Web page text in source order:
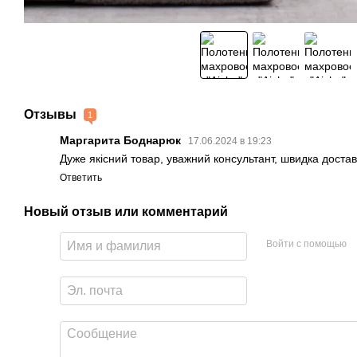
Отзывы 1
Маргарита Боднарюк 17.06.2024 в 19:23
Дуже якісний товар, уважний консультант, швидка
Ответить
Новый отзыв или комментарий
Войти с помощью